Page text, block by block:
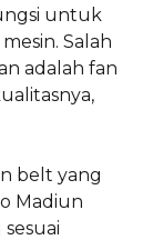
untuk
Salah
adalah fan
belt yang
Madiun